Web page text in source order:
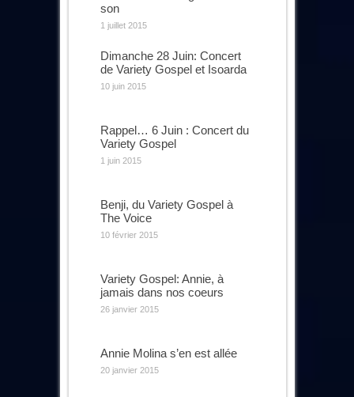
son
1 juillet 2015
Dimanche 28 Juin: Concert
de Variety Gospel et Isoarda
10 juin 2015
Rappel… 6 Juin : Concert du
Variety Gospel
1 juin 2015
Benji, du Variety Gospel à
The Voice
10 février 2015
Variety Gospel: Annie, à
jamais dans nos coeurs
26 janvier 2015
Annie Molina s’en est allée
20 janvier 2015